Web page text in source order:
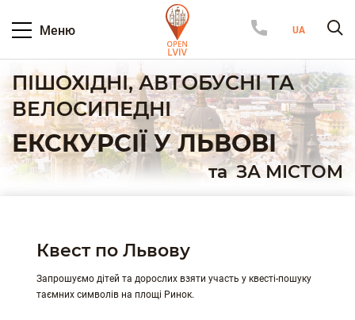
Меню
ПІШОХІДНІ, АВТОБУСНІ ТА
ВЕЛОСИПЕДНІ
ЕКСКУРСІЇ У ЛЬВОВІ
таЗА МІСТОМ
Квест по Львову
Запрошуємо дітей та дорослих взяти участь у квесті-пошуку
таємних символів на площі Ринок.